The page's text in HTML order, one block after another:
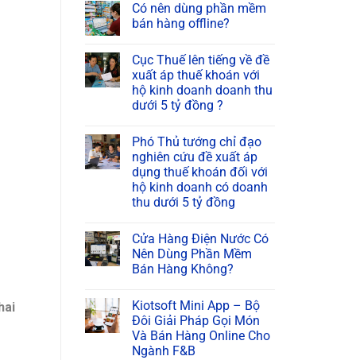
Có nên dùng phần mềm
bán hàng offline?
Cục Thuế lên tiếng về đề
xuất áp thuế khoán với
hộ kinh doanh doanh thu
dưới 5 tỷ đồng ?
Phó Thủ tướng chỉ đạo
nghiên cứu đề xuất áp
dụng thuế khoán đối với
hộ kinh doanh có doanh
thu dưới 5 tỷ đồng
Cửa Hàng Điện Nước Có
Nên Dùng Phần Mềm
Bán Hàng Không?
Kiotsoft Mini App – Bộ
Đôi Giải Pháp Gọi Món
Và Bán Hàng Online Cho
Ngành F&B